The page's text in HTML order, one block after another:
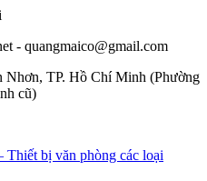
- quangmaico@gmail.com
Nhơn, TP. Hồ Chí Minh (Phường
cũ)